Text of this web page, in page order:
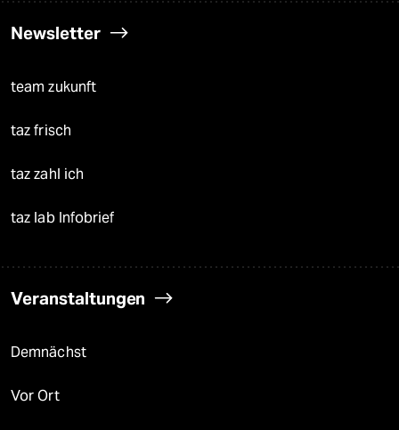
Newsletter
team zukunft
taz frisch
taz zahl ich
taz lab Infobrief
Veranstaltungen
Demnächst
Vor Ort